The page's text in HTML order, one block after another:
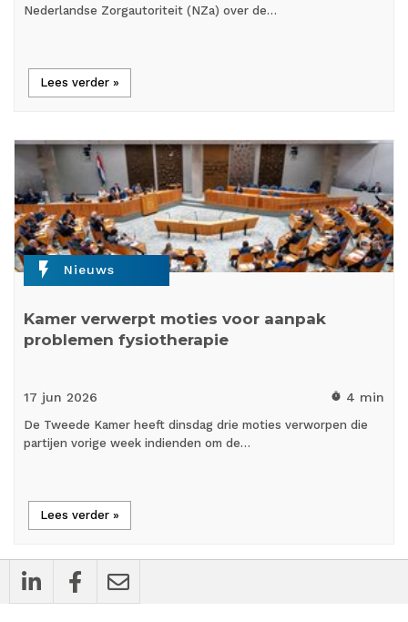
Nederlandse Zorgautoriteit (NZa) over de…
Lees verder »
flash_on Nieuws
Kamer verwerpt moties voor aanpak
problemen fysiotherapie
17 jun 2026 timer 4 min
De Tweede Kamer heeft dinsdag drie moties verworpen die
partijen vorige week indienden om de…
Lees verder »